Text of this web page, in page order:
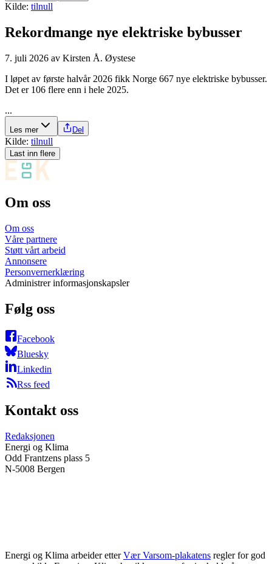
Kilde: tilnull
Rekordmange nye elektriske bybusser
7. juli 2026 av Kirsten Å. Øystese
I løpet av første halvår 2026 fikk Norge 667 nye elektriske bybusser.
Det er 106 flere enn i hele 2025.
...
Les mer Del
Kilde: tilnull
Last inn flere
Om oss
Om oss
Våre partnere
Støtt vårt arbeid
Annonsere
Personvernerklæring
Administrer informasjonskapsler
Følg oss
Facebook
Bluesky
Linkedin
Rss feed
Kontakt oss
Redaksjonen
Energi og Klima
Odd Frantzens plass 5
N-5008 Bergen
Energi og Klima arbeider etter Vær Varsom-plakatens regler for god